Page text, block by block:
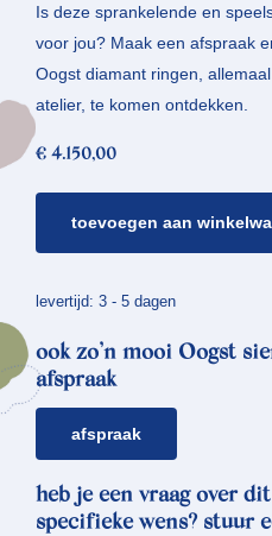
Is deze sprankelende en
voor jou? Maak een afspraak
Oogst diamant ringen,
atelier, te komen ontdekken.
€ 4.150,00
*
aantal
toevoegen aan
levertijd: 3 - 5 dagen
ook zo’n mooi Oogst
afspraak
afspraak
heb je een vraag over
specifieke wens? stuur